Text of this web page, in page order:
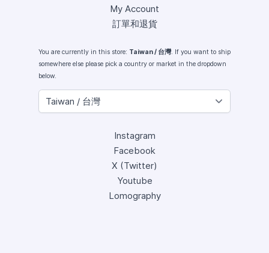
My Account
訂單和退貨
You are currently in this store: Taiwan / 台灣. If you want to ship
somewhere else please pick a country or market in the dropdown
below.
Instagram
Facebook
X (Twitter)
Youtube
Lomography